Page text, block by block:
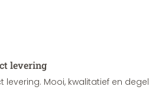
levering
levering. Mooi, kwalitatief en